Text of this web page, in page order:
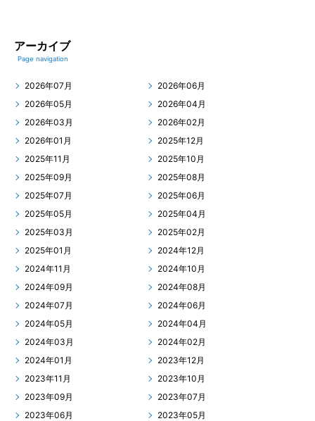
アーカイブ
Page navigation
2026年07月
2026年06月
2026年05月
2026年04月
2026年03月
2026年02月
2026年01月
2025年12月
2025年11月
2025年10月
2025年09月
2025年08月
2025年07月
2025年06月
2025年05月
2025年04月
2025年03月
2025年02月
2025年01月
2024年12月
2024年11月
2024年10月
2024年09月
2024年08月
2024年07月
2024年06月
2024年05月
2024年04月
2024年03月
2024年02月
2024年01月
2023年12月
2023年11月
2023年10月
2023年09月
2023年07月
2023年06月
2023年05月